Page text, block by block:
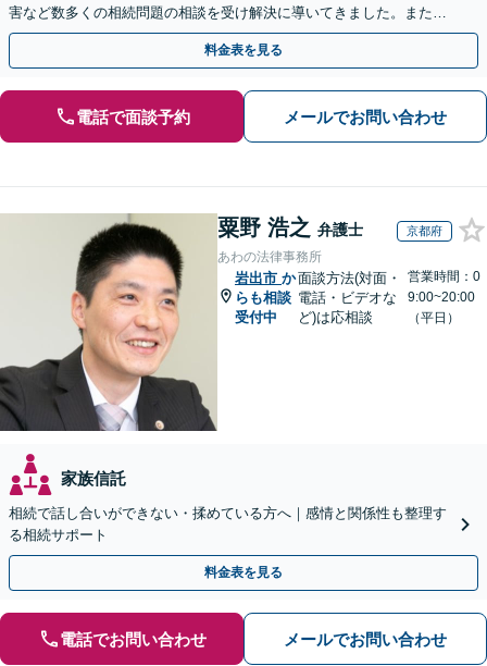
害など数多くの相続問題の相談を受け解決に導いてきました。また、
過去に１００件超の遺言作成のお手伝いをしました。
料金表を見る
電話で面談予約 メールでお問い合わせ
粟野 浩之 弁護士 京都府
あわの法律事務所
岩出市 か
らも相談
受付中
面談方法(対面・
電話・ビデオな
ど)は応相談
営業時間：0
9:00~20:00
（平日）
家族信託
相続で話し合いができない・揉めている方へ｜感情と関係性も整理す
る相続サポート
料金表を見る
電話でお問い合わせ メールでお問い合わせ